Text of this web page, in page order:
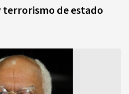
de estado